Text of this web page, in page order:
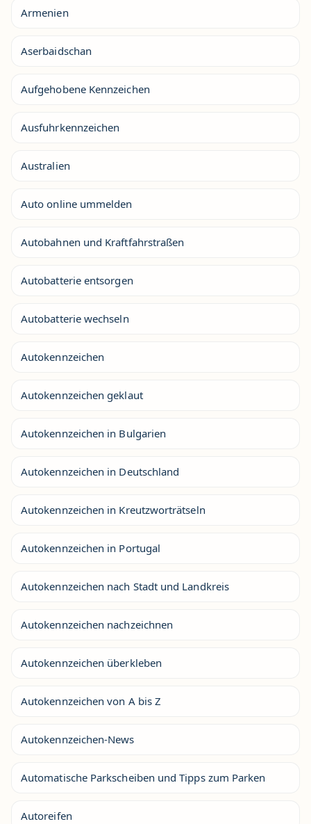
Armenien
Aserbaidschan
Aufgehobene Kennzeichen
Ausfuhrkennzeichen
Australien
Auto online ummelden
Autobahnen und Kraftfahrstraßen
Autobatterie entsorgen
Autobatterie wechseln
Autokennzeichen
Autokennzeichen geklaut
Autokennzeichen in Bulgarien
Autokennzeichen in Deutschland
Autokennzeichen in Kreutzworträtseln
Autokennzeichen in Portugal
Autokennzeichen nach Stadt und Landkreis
Autokennzeichen nachzeichnen
Autokennzeichen überkleben
Autokennzeichen von A bis Z
Autokennzeichen-News
Automatische Parkscheiben und Tipps zum Parken
Autoreifen